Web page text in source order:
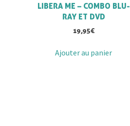
LIBERA ME – COMBO BLU-
RAY ET DVD
19,95€
Ajouter au panier